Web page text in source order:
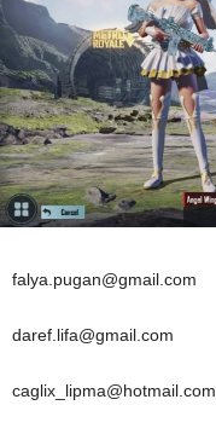
falya.pugan@gmail.com
daref.lifa@gmail.com
caglix_lipma@hotmail.com